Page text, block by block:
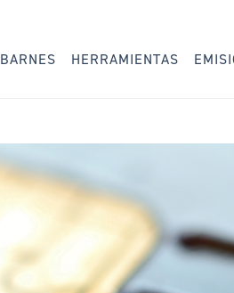
BARNES HERRAMIENTAS